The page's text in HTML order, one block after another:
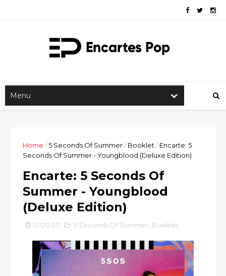
Home /5 Seconds Of Summer/ Booklet / Encarte: 5
Seconds Of Summer - Youngblood (Deluxe Edition)
Encarte: 5 Seconds Of
Summer - Youngblood
(Deluxe Edition)
10:00:00 5 Seconds Of Summer Booklet